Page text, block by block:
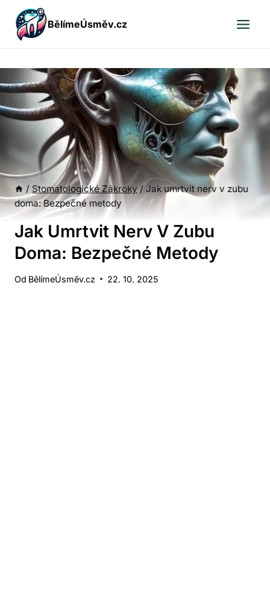
Přeskočit
obsah
BělímeÚsměv.cz
/ Stomatologické Zákroky / Jak umrtvit nerv v zubu
doma: Bezpečné metody
Jak Umrtvit Nerv V Zubu
Doma: Bezpečné Metody
Od BělímeÚsměv.cz 22. 10. 2025